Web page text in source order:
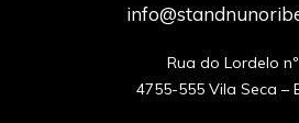
Rua do Lordelo